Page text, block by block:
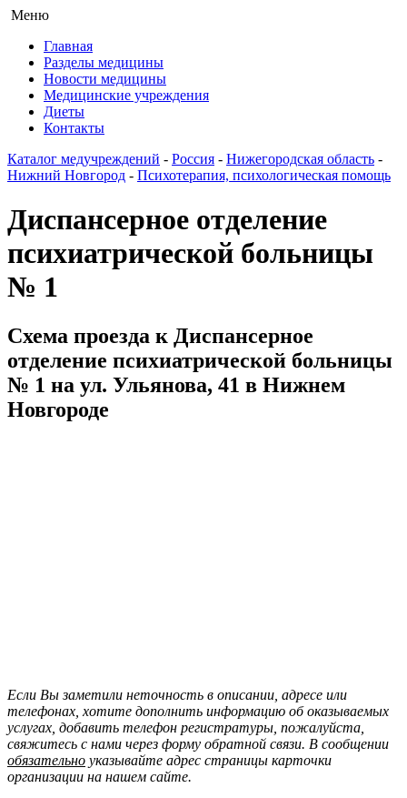
Меню
Главная
Разделы медицины
Новости медицины
Медицинские учреждения
Диеты
Контакты
Каталог медучреждений - Россия - Нижегородская область -
Нижний Новгород - Психотерапия, психологическая помощь
Диспансерное отделение
психиатрической больницы
№ 1
Схема проезда к Диспансерное
отделение психиатрической больницы
№ 1 на ул. Ульянова, 41 в Нижнем
Новгороде
Если Вы заметили неточность в описании, адресе или
телефонах, хотите дополнить информацию об оказываемых
услугах, добавить телефон регистратуры, пожалуйста,
свяжитесь с нами через форму обратной связи. В сообщении
обязательно указывайте адрес страницы карточки
организации на нашем сайте.